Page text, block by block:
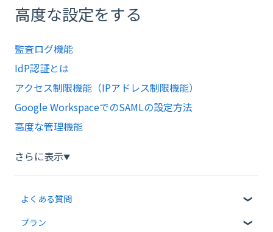
高度な設定をする
監査ログ機能
IdP認証とは
アクセス制限機能（IPアドレス制限機能）
Google WorkspaceでのSAMLの設定方法
高度な管理機能
さらに表示▼
よくある質問
クラウドサインについて
プラン